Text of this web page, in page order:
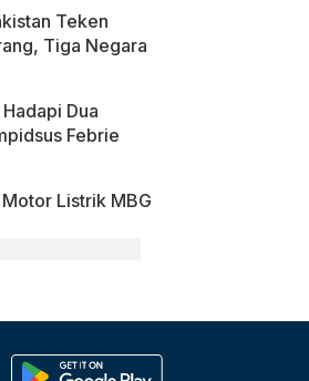
Teken
Tiga Negara
Dua
Febrie
Listrik MBG